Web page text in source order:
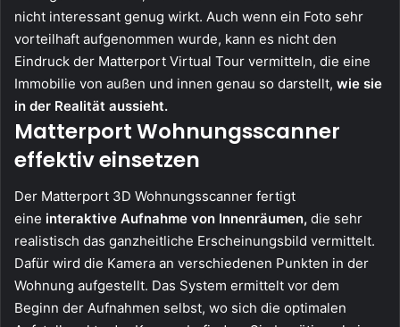
nicht interessant genug wirkt. Auch wenn ein Foto sehr
vorteilhaft aufgenommen wurde, kann es nicht den
Eindruck der Matterport Virtual Tour vermitteln, die eine
Immobilie von außen und innen genau so darstellt, wie sie
in der Realität aussieht.
Matterport Wohnungsscanner
effektiv einsetzen
Der Matterport 3D Wohnungsscanner fertigt
eine interaktive Aufnahme von Innenräumen, die sehr
realistisch das ganzheitliche Erscheinungsbild vermittelt.
Dafür wird die Kamera an verschiedenen Punkten in der
Wohnung aufgestellt. Das System ermittelt vor dem
Beginn der Aufnahmen selbst, wo sich die optimalen